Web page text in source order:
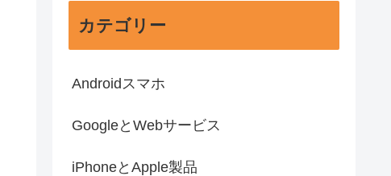
カテゴリー
Androidスマホ
GoogleとWebサービス
iPhoneとApple製品